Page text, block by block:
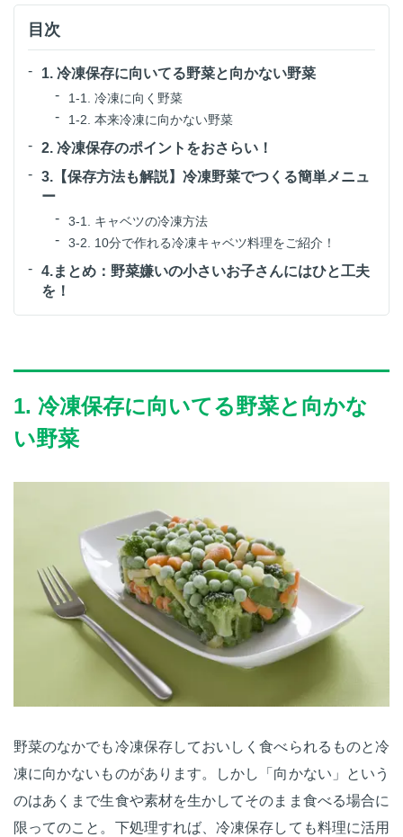
目次
1. 冷凍保存に向いてる野菜と向かない野菜
1-1. 冷凍に向く野菜
1-2. 本来冷凍に向かない野菜
2. 冷凍保存のポイントをおさらい！
3.【保存方法も解説】冷凍野菜でつくる簡単メニュ
ー
3-1. キャベツの冷凍方法
3-2. 10分で作れる冷凍キャベツ料理をご紹介！
4.まとめ：野菜嫌いの小さいお子さんにはひと工夫
を！
1. 冷凍保存に向いてる野菜と向かな
い野菜
野菜のなかでも冷凍保存しておいしく食べられるものと冷
凍に向かないものがあります。しかし「向かない」という
のはあくまで生食や素材を生かしてそのまま食べる場合に
限ってのこと。下処理すれば、冷凍保存しても料理に活用